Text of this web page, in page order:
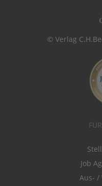
© Verlag
Job
Aus- /